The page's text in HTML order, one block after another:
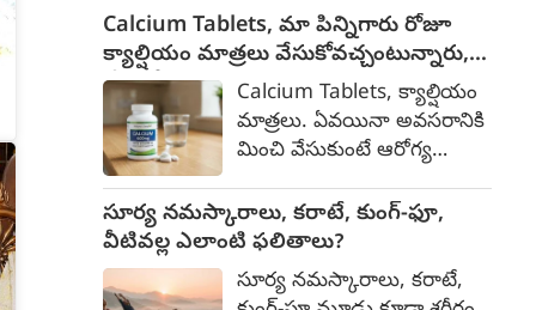
Calcium Tablets, మా పిన్నిగారు రోజూ
క్యాల్షియం మాత్రలు వేసుకోవచ్చంటున్నారు,
వేసుకోనా?
Calcium Tablets, క్యాల్షియం
మాత్రలు. ఏవయినా అవసరానికి
మించి వేసుకుంటే ఆరోగ్య
సహజంగా ఈ మాత్రలను
క్యాల్షియం తక్కువగా వున్నవారికి
వైద్యులు సూచిస్తారు.
ఆస్టియోపోరోసిస్ లేదంటే
సూర్య నమస్కారాలు, కరాటే, కుంగ్-ఫూ,
వీటివల్ల ఎలాంటి ఫలితాలు?
సూర్య నమస్కారాలు, కరాటే,